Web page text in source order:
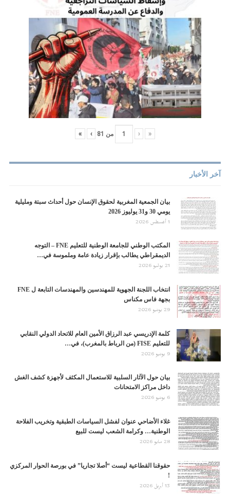
«
‹ من 81
›
»
آخر الأخبار
بيان الجمعية المغربية لحقوق الإنسان حول أحداث سبتة ومليلية
يومي 30 و31 يوليوز 2026
1 أغسطس 2026
المكتب الوطني للجامعة الوطنية للتعليم ‏FNE‏ – التوجه
الديمقراطي يطالب بإقرار ‏زيادة عامة وملموسة في…
21 يوليو 2026
انتخاب اللجنة الجهوية للمهندسين والمهندسات التابعة ل FNE
بجهة فاس مكناس
29 يونيو 2026
كلمة الإدريسي عبد الرزاق الأمين العام للاتحاد الدولي النقابي
للتعليم ‏FISE‏ (من الرباط بالمغرب)، في…
9 يونيو 2026
بيان حول الآثار السلبية للاستعمال المكثف لأجهزة كشف الغش
داخل مراكز الامتحانات
6 يونيو 2026
غلاء الأضاحي عنوان لفشل السياسات الطبقية وتخريب الفلاحة
الوطنية… وكرامة الشعب ليست للبيع
28 مايو 2026
حقوقنا القطاعية ليست “أصلا تجاريا” في بورصة الحوار المركزي
!
13 أبريل 2026